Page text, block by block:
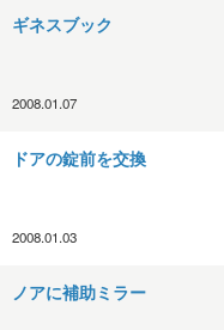
ギネスブック
2008.01.07
ドアの錠前を交換
2008.01.03
ノアに補助ミラー